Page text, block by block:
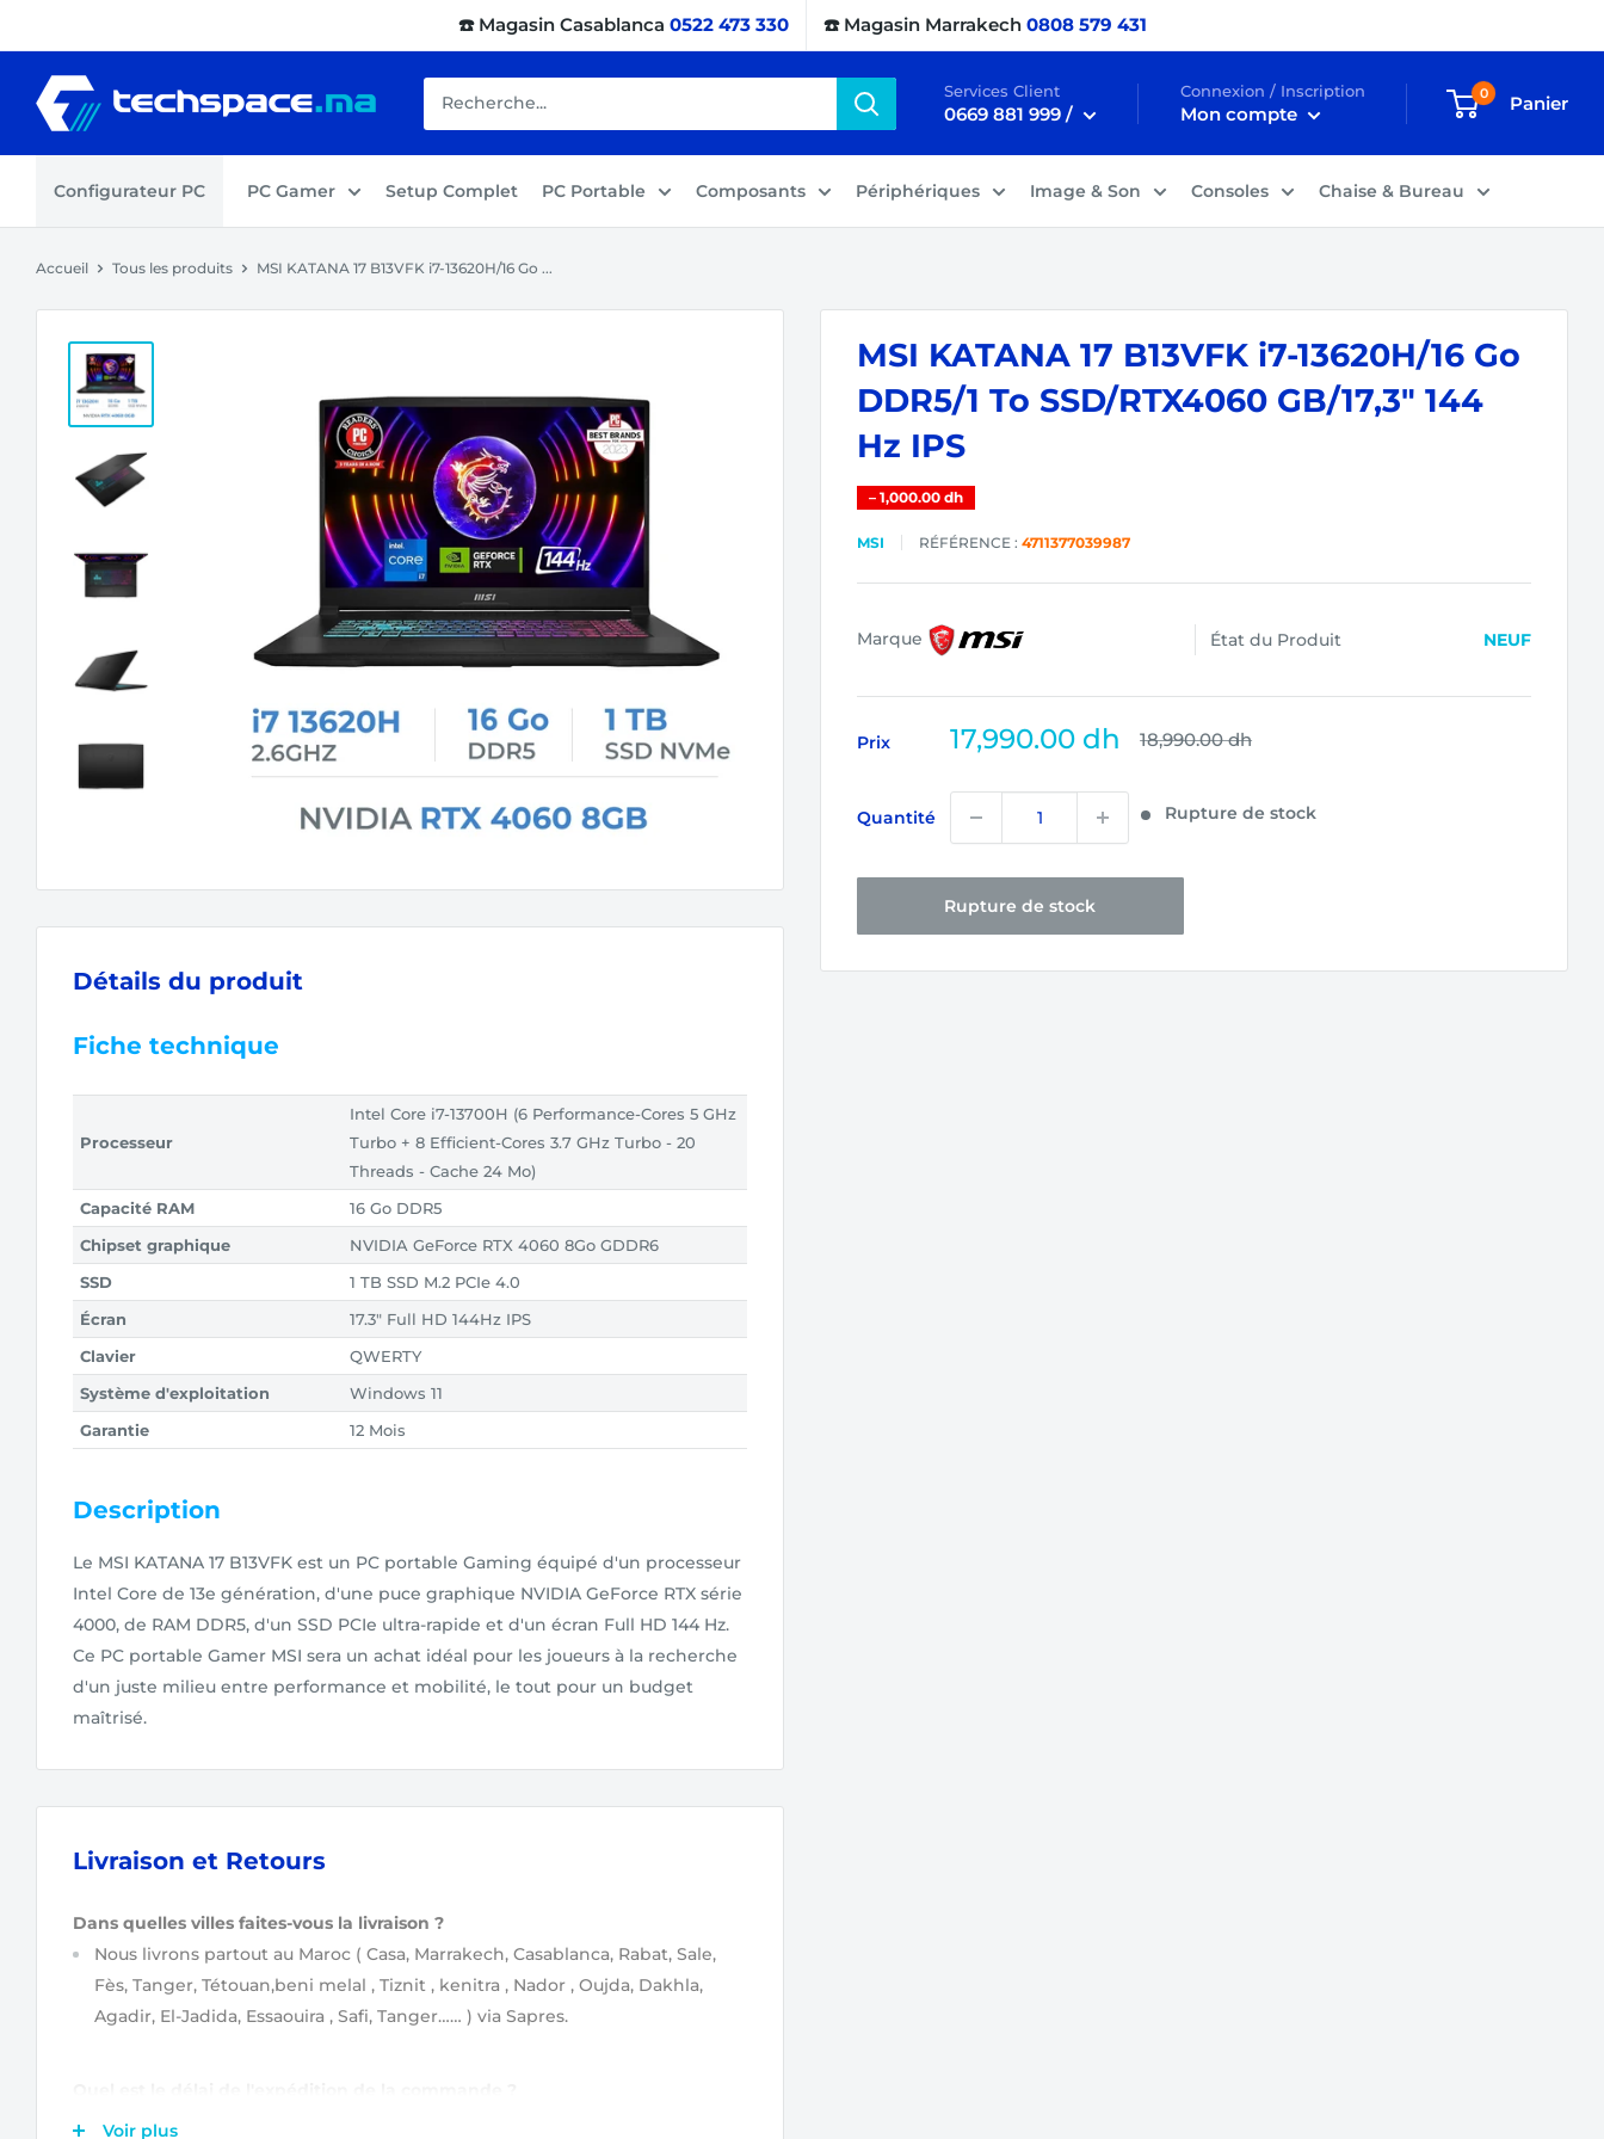
au
contenu
☎️ Magasin Casablanca 0522 473 330 ☎️ Magasin Marrakech 0808 579 431
Techspace.ma Services Client
0669 881 999 /
Connexion / Inscription
Mon compte
0 Panier
Configurateur PC PC Gamer Setup Complet PC Portable Composants Périphériques Image & Son Consoles Chaise & Bureau
Accueil Tous les produits MSI KATANA 17 B13VFK i7-13620H/16 Go ...
MSI KATANA 17 B13VFK i7-13620H/16 Go
DDR5/1 To SSD/RTX4060 GB/17,3" 144
Hz IPS
– 1,000.00 dh
MSI RÉFÉRENCE : 4711377039987
Marque État du Produit NEUF
Prix
Prix
17,990.00 dh Prix
normal
18,990.00 dh
Quantité Rupture de stock
Rupture de stock
Détails du produit
Fiche technique
Processeur
Intel Core i7-13700H (6 Performance-Cores 5 GHz
Turbo + 8 Efficient-Cores 3.7 GHz Turbo - 20
Threads - Cache 24 Mo)
Capacité RAM
16 Go DDR5
Chipset graphique
NVIDIA GeForce RTX 4060 8Go GDDR6
SSD
1 TB SSD M.2 PCIe 4.0
Écran
17.3" Full HD 144Hz IPS
Clavier
QWERTY
Système d'exploitation
Windows 11
Garantie
12 Mois
Description
Le MSI KATANA 17 B13VFK est un PC portable Gaming équipé d'un processeur
Intel Core de 13e génération, d'une puce graphique NVIDIA GeForce RTX série
4000, de RAM DDR5, d'un SSD PCIe ultra-rapide et d'un écran Full HD 144 Hz.
Ce PC portable Gamer MSI sera un achat idéal pour les joueurs à la recherche
d'un juste milieu entre performance et mobilité, le tout pour un budget
maîtrisé.
Livraison et Retours
Dans quelles villes faites-vous la livraison ?
Nous livrons partout au Maroc ( Casa, Marrakech, Casablanca, Rabat, Sale,
Fès, Tanger, Tétouan,beni melal , Tiznit , kenitra , Nador , Oujda, Dakhla,
Agadir, El-Jadida, Essaouira , Safi, Tanger…… ) via Sapres.
Après validation de votre commande
Voir plus